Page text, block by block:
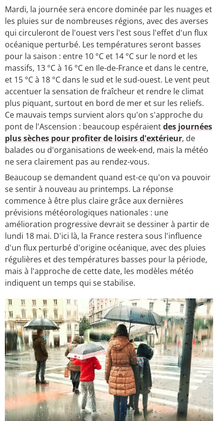
Mardi, la journée sera encore dominée par les nuages et
les pluies sur de nombreuses régions, avec des averses
qui circuleront de l'ouest vers l'est sous l'effet d'un flux
océanique perturbé. Les températures seront basses
pour la saison : entre 10 °C et 14 °C sur le nord et les
massifs, 13 °C à 16 °C en Ile-de-France et dans le centre,
et 15 °C à 18 °C dans le sud et le sud-ouest. Le vent peut
accentuer la sensation de fraîcheur et rendre le climat
plus piquant, surtout en bord de mer et sur les reliefs.
Ce mauvais temps survient alors qu'on s'approche du
pont de l'Ascension : beaucoup espéraientdes journées
plus sèches pour profiter de loisirs d'extérieur, de
balades ou d'organisations de week-end, mais la météo
ne sera clairement pas au rendez-vous.
Beaucoup se demandent quand est-ce qu'on va pouvoir
se sentir à nouveau au printemps. La réponse
commence à être plus claire grâce aux dernières
prévisions météorologiques nationales : une
amélioration progressive devrait se dessiner à partir de
lundi 18 mai. D'ici là, la France restera sous l'influence
d'un flux perturbé d'origine océanique, avec des pluies
régulières et des températures basses pour la période,
mais à l'approche de cette date, les modèles météo
indiquent un temps qui se stabilise.